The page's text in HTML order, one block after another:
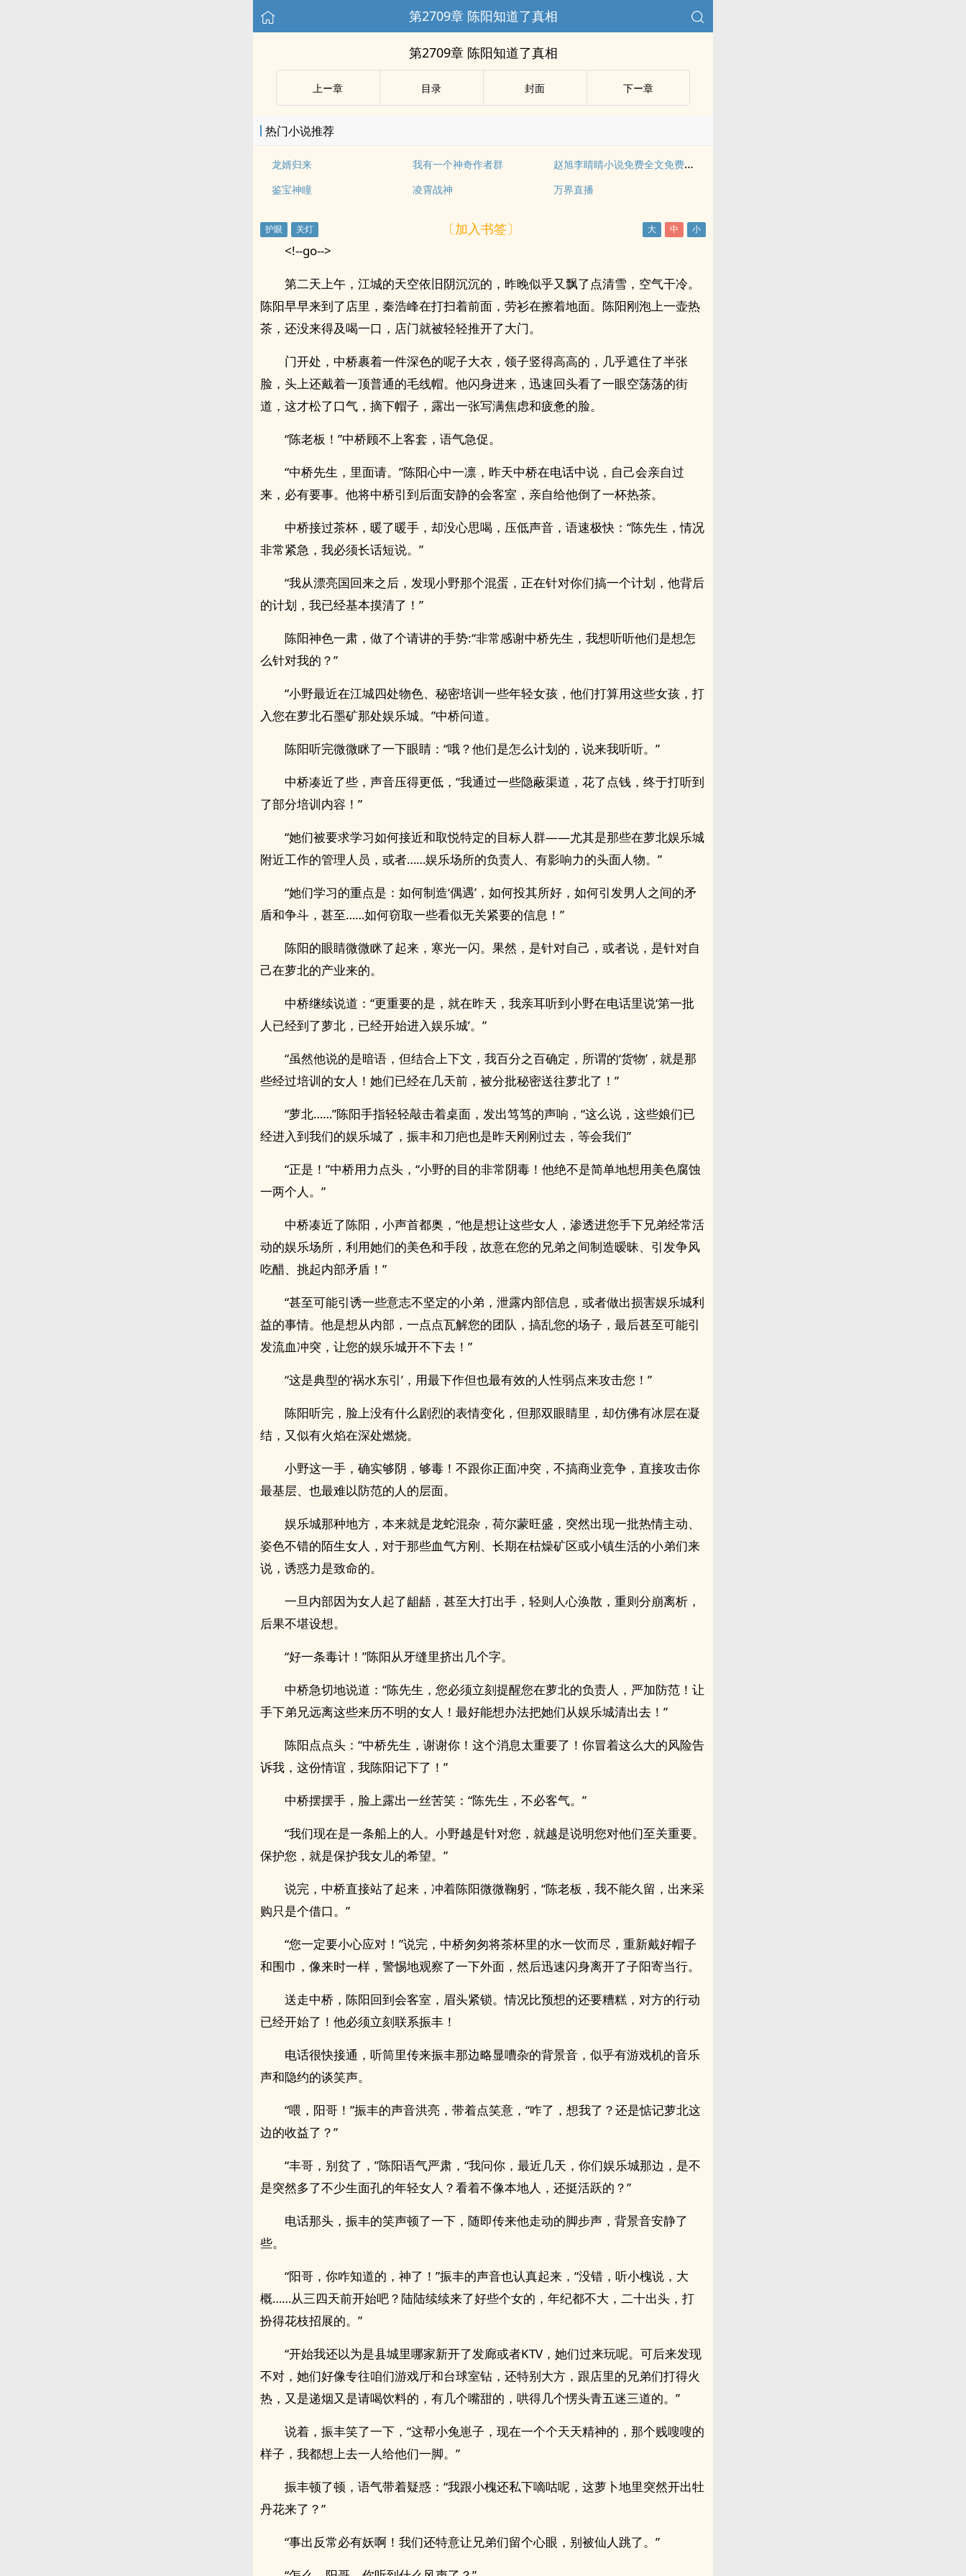
第2709章 陈阳知道了真相
第2709章 陈阳知道了真相
上ー章 目录 封面 下ー章
热门小说推荐
龙婿归来 我有一个神奇作者群 赵旭李晴晴小说免费全文免费阅读
鉴宝神瞳 凌霄战神 万界直播
〔加入书签〕
<!--go-->
第二天上午，江城的天空依旧阴沉沉的，昨晚似乎又飘了点清雪，空气干冷。
陈阳早早来到了店里，秦浩峰在打扫着前面，劳衫在擦着地面。陈阳刚泡上一壶热
茶，还没来得及喝一口，店门就被轻轻推开了大门。
门开处，中桥裹着一件深色的呢子大衣，领子竖得高高的，几乎遮住了半张
脸，头上还戴着一顶普通的毛线帽。他闪身进来，迅速回头看了一眼空荡荡的街
道，这才松了口气，摘下帽子，露出一张写满焦虑和疲惫的脸。
“陈老板！”中桥顾不上客套，语气急促。
“中桥先生，里面请。”陈阳心中一凛，昨天中桥在电话中说，自己会亲自过
来，必有要事。他将中桥引到后面安静的会客室，亲自给他倒了一杯热茶。
中桥接过茶杯，暖了暖手，却没心思喝，压低声音，语速极快：“陈先生，情况
非常紧急，我必须长话短说。”
“我从漂亮国回来之后，发现小野那个混蛋，正在针对你们搞一个计划，他背后
的计划，我已经基本摸清了！”
陈阳神色一肃，做了个请讲的手势:“非常感谢中桥先生，我想听听他们是想怎
么针对我的？”
“小野最近在江城四处物色、秘密培训一些年轻女孩，他们打算用这些女孩，打
入您在萝北石墨矿那处娱乐城。”中桥问道。
陈阳听完微微眯了一下眼睛：“哦？他们是怎么计划的，说来我听听。”
中桥凑近了些，声音压得更低，“我通过一些隐蔽渠道，花了点钱，终于打听到
了部分培训内容！”
“她们被要求学习如何接近和取悦特定的目标人群——尤其是那些在萝北娱乐城
附近工作的管理人员，或者……娱乐场所的负责人、有影响力的头面人物。”
“她们学习的重点是：如何制造‘偶遇’，如何投其所好，如何引发男人之间的矛
盾和争斗，甚至……如何窃取一些看似无关紧要的信息！”
陈阳的眼睛微微眯了起来，寒光一闪。果然，是针对自己，或者说，是针对自
己在萝北的产业来的。
中桥继续说道：“更重要的是，就在昨天，我亲耳听到小野在电话里说‘第一批
人已经到了萝北，已经开始进入娱乐城’。”
“虽然他说的是暗语，但结合上下文，我百分之百确定，所谓的‘货物’，就是那
些经过培训的女人！她们已经在几天前，被分批秘密送往萝北了！”
“萝北……”陈阳手指轻轻敲击着桌面，发出笃笃的声响，“这么说，这些娘们已
经进入到我们的娱乐城了，振丰和刀疤也是昨天刚刚过去，等会我们”
“正是！”中桥用力点头，“小野的目的非常阴毒！他绝不是简单地想用美色腐蚀
一两个人。”
中桥凑近了陈阳，小声首都奥，“他是想让这些女人，渗透进您手下兄弟经常活
动的娱乐场所，利用她们的美色和手段，故意在您的兄弟之间制造暧昧、引发争风
吃醋、挑起内部矛盾！”
“甚至可能引诱一些意志不坚定的小弟，泄露内部信息，或者做出损害娱乐城利
益的事情。他是想从内部，一点点瓦解您的团队，搞乱您的场子，最后甚至可能引
发流血冲突，让您的娱乐城开不下去！”
“这是典型的‘祸水东引’，用最下作但也最有效的人性弱点来攻击您！”
陈阳听完，脸上没有什么剧烈的表情变化，但那双眼睛里，却仿佛有冰层在凝
结，又似有火焰在深处燃烧。
小野这一手，确实够阴，够毒！不跟你正面冲突，不搞商业竞争，直接攻击你
最基层、也最难以防范的人的层面。
娱乐城那种地方，本来就是龙蛇混杂，荷尔蒙旺盛，突然出现一批热情主动、
姿色不错的陌生女人，对于那些血气方刚、长期在枯燥矿区或小镇生活的小弟们来
说，诱惑力是致命的。
一旦内部因为女人起了龃龉，甚至大打出手，轻则人心涣散，重则分崩离析，
后果不堪设想。
“好一条毒计！”陈阳从牙缝里挤出几个字。
中桥急切地说道：“陈先生，您必须立刻提醒您在萝北的负责人，严加防范！让
手下弟兄远离这些来历不明的女人！最好能想办法把她们从娱乐城清出去！”
陈阳点点头：“中桥先生，谢谢你！这个消息太重要了！你冒着这么大的风险告
诉我，这份情谊，我陈阳记下了！”
中桥摆摆手，脸上露出一丝苦笑：“陈先生，不必客气。”
“我们现在是一条船上的人。小野越是针对您，就越是说明您对他们至关重要。
保护您，就是保护我女儿的希望。”
说完，中桥直接站了起来，冲着陈阳微微鞠躬，“陈老板，我不能久留，出来采
购只是个借口。”
“您一定要小心应对！”说完，中桥匆匆将茶杯里的水一饮而尽，重新戴好帽子
和围巾，像来时一样，警惕地观察了一下外面，然后迅速闪身离开了子阳寄当行。
送走中桥，陈阳回到会客室，眉头紧锁。情况比预想的还要糟糕，对方的行动
已经开始了！他必须立刻联系振丰！
电话很快接通，听筒里传来振丰那边略显嘈杂的背景音，似乎有游戏机的音乐
声和隐约的谈笑声。
“喂，阳哥！”振丰的声音洪亮，带着点笑意，“咋了，想我了？还是惦记萝北这
边的收益了？”
“丰哥，别贫了，”陈阳语气严肃，“我问你，最近几天，你们娱乐城那边，是不
是突然多了不少生面孔的年轻女人？看着不像本地人，还挺活跃的？”
电话那头，振丰的笑声顿了一下，随即传来他走动的脚步声，背景音安静了
些。
“阳哥，你咋知道的，神了！”振丰的声音也认真起来，“没错，听小槐说，大
概……从三四天前开始吧？陆陆续续来了好些个女的，年纪都不大，二十出头，打
扮得花枝招展的。”
“开始我还以为是县城里哪家新开了发廊或者KTV，她们过来玩呢。可后来发现
不对，她们好像专往咱们游戏厅和台球室钻，还特别大方，跟店里的兄弟们打得火
热，又是递烟又是请喝饮料的，有几个嘴甜的，哄得几个愣头青五迷三道的。”
说着，振丰笑了一下，“这帮小兔崽子，现在一个个天天精神的，那个贱嗖嗖的
样子，我都想上去一人给他们一脚。”
振丰顿了顿，语气带着疑惑：“我跟小槐还私下嘀咕呢，这萝卜地里突然开出牡
丹花来了？”
“事出反常必有妖啊！我们还特意让兄弟们留个心眼，别被仙人跳了。”